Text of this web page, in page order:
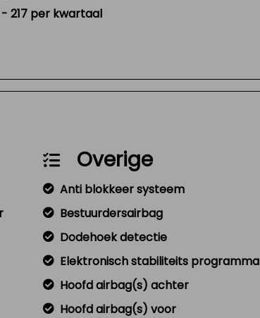
- 217 per kwartaal
Overige
Anti blokkeer systeem
Bestuurdersairbag
Dodehoek detectie
Elektronisch stabiliteits programma
Hoofd airbag(s) achter
Hoofd airbag(s) voor